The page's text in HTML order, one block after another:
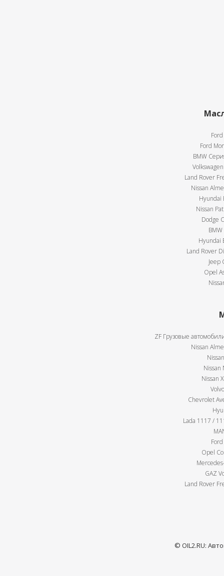
Ford
BMW
Land Rover
Nissan
Hyundai
Nissan
Dodge
Hyundai
Land Rover
Jeep
Opel
ZF Грузовые
Nissan
Nissan
Nissan
Chevrolet
Lada 1117 /
Opel
GAZ
Land Rover
© OIL2.RU: